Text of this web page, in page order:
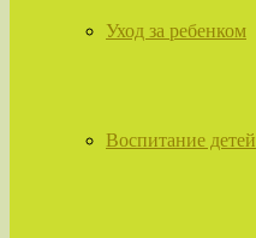
Уход за ребенком
Воспитание детей